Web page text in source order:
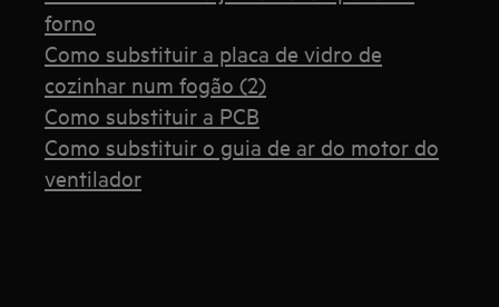
forno
Como substituir a placa de vidro de
cozinhar num fogão (2)
Como substituir a PCB
Como substituir o guia de ar do motor do
ventilador